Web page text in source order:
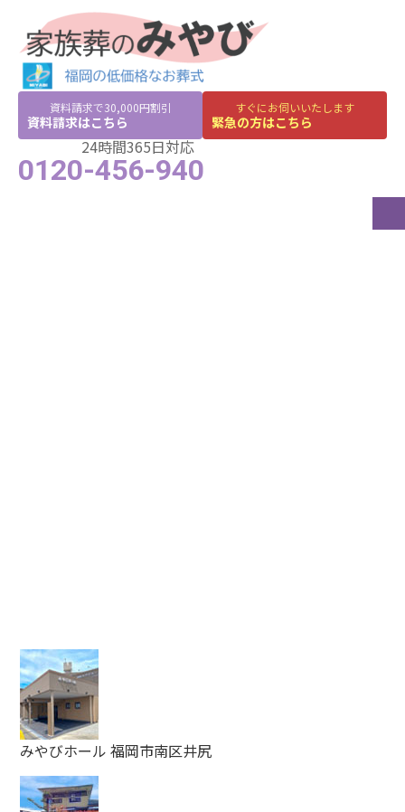
資料請求で30,000円割引
資料請求はこちら
すぐにお伺いいたします
緊急の方はこちら
24時間365日対応
0120-456-940
みやびホール 福岡市南区井尻